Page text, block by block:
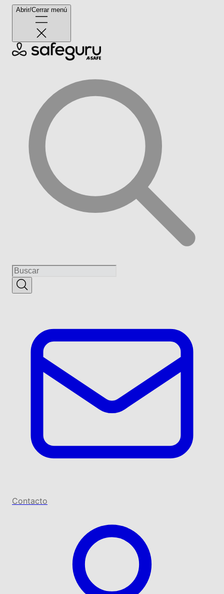
Abrir/Cerrar menú
Contacto